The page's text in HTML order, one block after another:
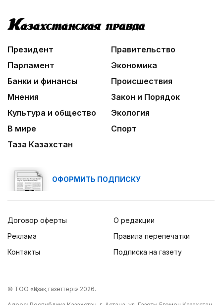
Президент
Правительство
Парламент
Экономика
Банки и финансы
Происшествия
Мнения
Закон и Порядок
Культура и общество
Экология
В мире
Спорт
Таза Казахстан
ОФОРМИТЬ ПОДПИСКУ
Договор оферты
Реклама
Контакты
О редакции
Правила перепечатки
Подписка на газету
© ТОО «Қазақ газеттері» 2026.